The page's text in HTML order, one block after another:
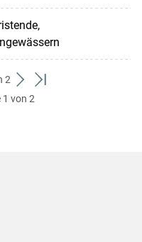
2
weiter
zum
zum
1 von 2